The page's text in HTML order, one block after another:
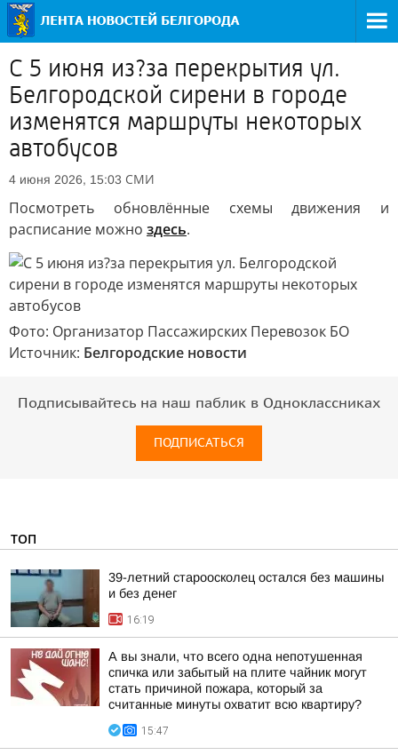
С 5 июня из?за перекрытия ул.
Белгородской сирени в городе
изменятся маршруты некоторых
автобусов
4 июня 2026, 15:03 СМИ
Посмотреть обновлённые схемы движения и
расписание можно здесь.
Фото: Организатор Пассажирских Перевозок БО
Источник: Белгородские новости
Подписывайтесь на наш паблик в Одноклассниках
ПОДПИСАТЬСЯ
ТОП
39-летний староосколец остался без машины
и без денег
16:19
А вы знали, что всего одна непотушенная
спичка или забытый на плите чайник могут
стать причиной пожара, который за
считанные минуты охватит всю квартиру?
15:47